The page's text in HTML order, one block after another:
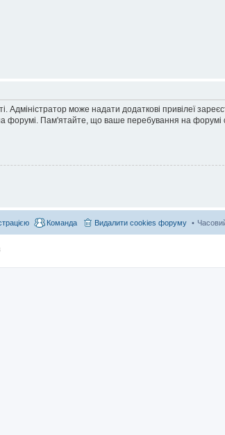
Адміністратор може надати додаткові привілеї
форумі. Пам'ятайте, що ваше перебування на
Видалити cookies форуму
Команда